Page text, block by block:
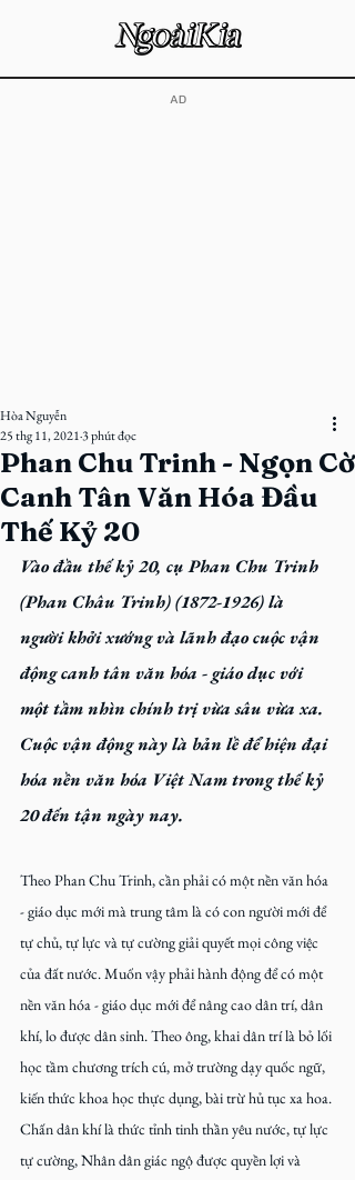
​AD
Phan Chu Trinh - Ngọn Cờ
Canh Tân Văn Hóa Đầu
Thế Kỷ 20
Hòa Nguyễn
25 thg 11, 20213 phút đọc
Vào đầu thế kỷ 20, cụ Phan Chu Trinh
(Phan Châu Trinh) (1872-1926) là
người khởi xướng và lãnh đạo cuộc vận
động canh tân văn hóa - giáo dục với
một tầm nhìn chính trị vừa sâu vừa xa.
Cuộc vận động này là bản lề để hiện đại
hóa nền văn hóa Việt Nam trong thế kỷ
20 đến tận ngày nay.
Theo Phan Chu Trinh, cần phải có một nền văn hóa
- giáo dục mới mà trung tâm là có con người mới để
tự chủ, tự lực và tự cường giải quyết mọi công việc
của đất nước. Muốn vậy phải hành động để có một
nền văn hóa - giáo dục mới để nâng cao dân trí, dân
khí, lo được dân sinh. Theo ông, khai dân trí là bỏ lối
học tầm chương trích cú, mở trường dạy quốc ngữ,
kiến thức khoa học thực dụng, bài trừ hủ tục xa hoa.
Chấn dân khí là thức tỉnh tinh thần yêu nước, tự lực
tự cường, Nhân dân giác ngộ được quyền lợi và